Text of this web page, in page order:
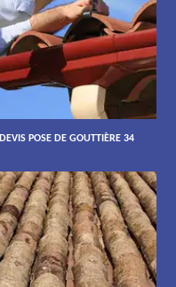
DEVIS POSE DE GOUTTIÈRE 34